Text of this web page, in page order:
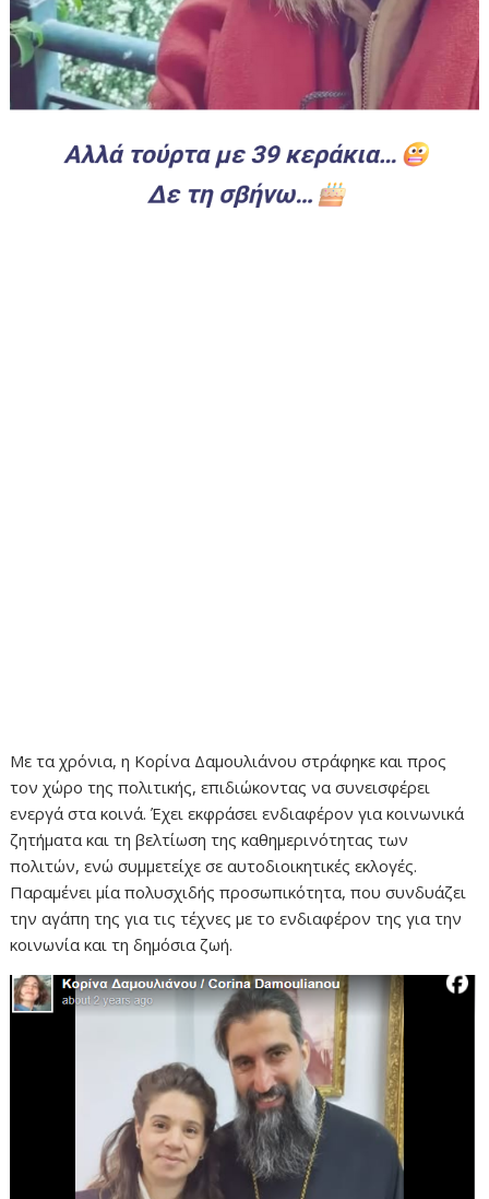
Με τα χρόνια, η Κορίνα Δαμουλιάνου στράφηκε και προς
τον χώρο της πολιτικής, επιδιώκοντας να συνεισφέρει
ενεργά στα κοινά. Έχει εκφράσει ενδιαφέρον για κοινωνικά
ζητήματα και τη βελτίωση της καθημερινότητας των
πολιτών, ενώ συμμετείχε σε αυτοδιοικητικές εκλογές.
Παραμένει μία πολυσχιδής προσωπικότητα, που συνδυάζει
την αγάπη της για τις τέχνες με το ενδιαφέρον της για την
κοινωνία και τη δημόσια ζωή.